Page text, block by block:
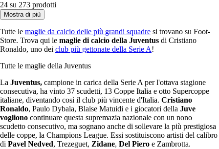
24 su 273 prodotti
Mostra di più
Tutte le maglie da calcio delle più grandi squadre si trovano su Foot-
Store. Trova qui le maglie di calcio della Juventus di Cristiano
Ronaldo, uno dei club più gettonate della Serie A!
Tutte le maglie della Juventus
La Juventus, campione in carica della Serie A per l'ottava stagione
consecutiva, ha vinto 37 scudetti, 13 Coppe Italia e otto Supercoppe
italiane, diventando così il club più vincente d'Italia. Cristiano
Ronaldo, Paulo Dybala, Blaise Matuidi e i giocatori della Juve
vogliono continuare questa supremazia nazionale con un nono
scudetto consecutivo, ma sognano anche di sollevare la più prestigiosa
delle coppe, la Champions League. Essi sostituiscono artisti del calibro
di Pavel Nedved, Trezeguet, Zidane, Del Piero e Zambrotta.